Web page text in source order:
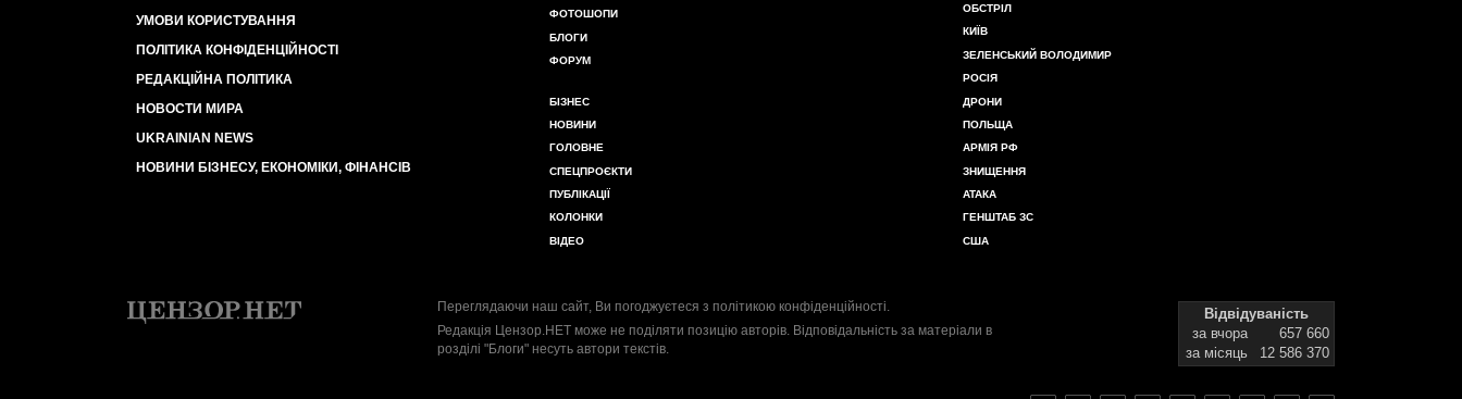
УМОВИ КОРИСТУВАННЯ
ПОЛІТИКА КОНФІДЕНЦІЙНОСТІ
РЕДАКЦІЙНА ПОЛІТИКА
НОВОСТИ МИРА
UKRAINIAN NEWS
НОВИНИ БІЗНЕСУ, ЕКОНОМІКИ, ФІНАНСІВ
ФОТОШОПИ
БЛОГИ
ФОРУМ
БІЗНЕС
НОВИНИ
ГОЛОВНЕ
СПЕЦПРОЄКТИ
ПУБЛІКАЦІЇ
КОЛОНКИ
ВІДЕО
ОБСТРІЛ
КИЇВ
ЗЕЛЕНСЬКИЙ ВОЛОДИМИР
РОСІЯ
ДРОНИ
ПОЛЬЩА
АРМІЯ РФ
ЗНИЩЕННЯ
АТАКА
ГЕНШТАБ ЗС
США
Переглядаючи наш сайт, Ви погоджуєтеся з політикою конфіденційності.
Редакція Цензор.НЕТ може не поділяти позицію авторів. Відповідальність за матеріали в
розділі "Блоги" несуть автори текстів.
Відвідуваність
за вчора
657 660
за місяць
12 586 370